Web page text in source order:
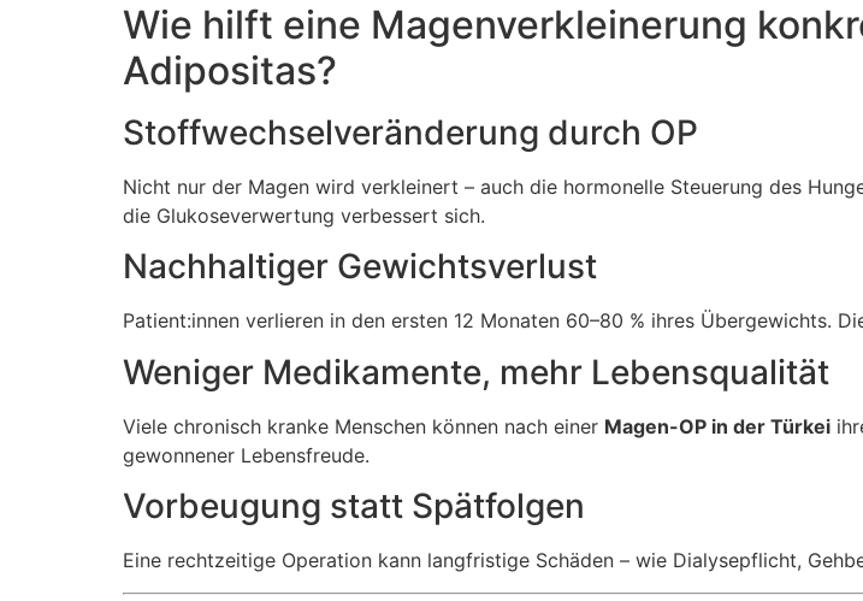
Wie hilft eine Magenverkleinerung
Adipositas?
Stoffwechselveränderung durch OP
Nicht nur der Magen wird verkleinert – auch die hormonelle Steuerung des
die Glukoseverwertung verbessert sich.
Nachhaltiger Gewichtsverlust
Patient:innen verlieren in den ersten 12 Monaten 60–80 % ihres Übergewichts.
Weniger Medikamente, mehr Lebensqualität
Viele chronisch kranke Menschen können nach einer Magen-OP in der Türkei
gewonnener Lebensfreude.
Vorbeugung statt Spätfolgen
Eine rechtzeitige Operation kann langfristige Schäden – wie Dialysepflicht,